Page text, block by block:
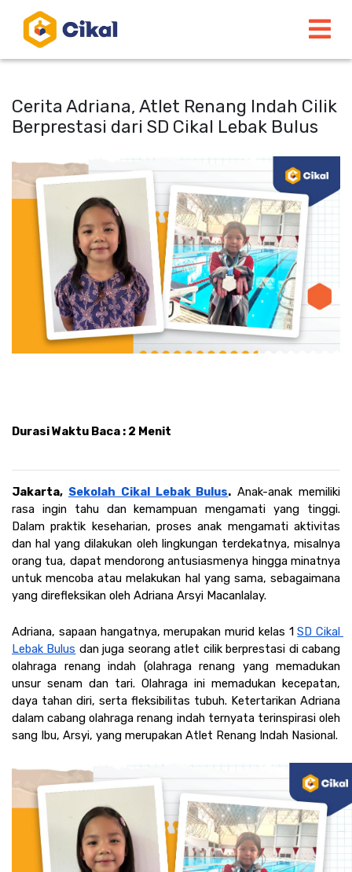
Cerita Adriana, Atlet Renang Indah Cilik
Berprestasi dari SD Cikal Lebak Bulus
Durasi Waktu Baca : 2 Menit
Jakarta, Sekolah Cikal Lebak Bulus. Anak-anak memiliki
rasa ingin tahu dan kemampuan mengamati yang tinggi.
Dalam praktik keseharian, proses anak mengamati aktivitas
dan hal yang dilakukan oleh lingkungan terdekatnya, misalnya
orang tua, dapat mendorong antusiasmenya hingga minatnya
untuk mencoba atau melakukan hal yang sama, sebagaimana
yang direfleksikan oleh Adriana Arsyi Macanlalay.
Adriana, sapaan hangatnya, merupakan murid kelas 1 SD Cikal
Lebak Bulus dan juga seorang atlet cilik berprestasi di cabang
olahraga renang indah (olahraga renang yang memadukan
unsur senam dan tari. Olahraga ini memadukan kecepatan,
daya tahan diri, serta fleksibilitas tubuh. Ketertarikan Adriana
dalam cabang olahraga renang indah ternyata terinspirasi oleh
sang Ibu, Arsyi, yang merupakan Atlet Renang Indah Nasional.